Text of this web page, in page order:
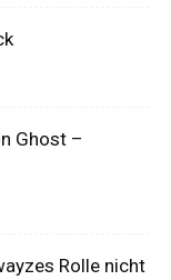
Ghost –
Rolle nicht